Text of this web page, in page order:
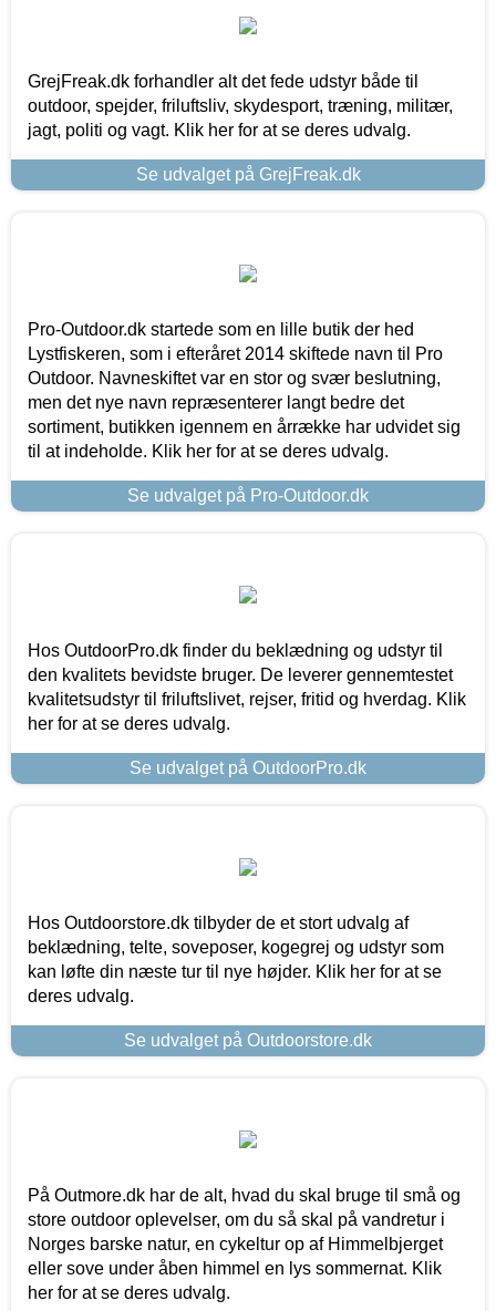
GrejFreak.dk forhandler alt det fede udstyr både til
outdoor, spejder, friluftsliv, skydesport, træning, militær,
jagt, politi og vagt. Klik her for at se deres udvalg.
Se udvalget på GrejFreak.dk
Pro-Outdoor.dk startede som en lille butik der hed
Lystfiskeren, som i efteråret 2014 skiftede navn til Pro
Outdoor. Navneskiftet var en stor og svær beslutning,
men det nye navn repræsenterer langt bedre det
sortiment, butikken igennem en årrække har udvidet sig
til at indeholde. Klik her for at se deres udvalg.
Se udvalget på Pro-Outdoor.dk
Hos OutdoorPro.dk finder du beklædning og udstyr til
den kvalitets bevidste bruger. De leverer gennemtestet
kvalitetsudstyr til friluftslivet, rejser, fritid og hverdag. Klik
her for at se deres udvalg.
Se udvalget på OutdoorPro.dk
Hos Outdoorstore.dk tilbyder de et stort udvalg af
beklædning, telte, soveposer, kogegrej og udstyr som
kan løfte din næste tur til nye højder. Klik her for at se
deres udvalg.
Se udvalget på Outdoorstore.dk
På Outmore.dk har de alt, hvad du skal bruge til små og
store outdoor oplevelser, om du så skal på vandretur i
Norges barske natur, en cykeltur op af Himmelbjerget
eller sove under åben himmel en lys sommernat. Klik
her for at se deres udvalg.